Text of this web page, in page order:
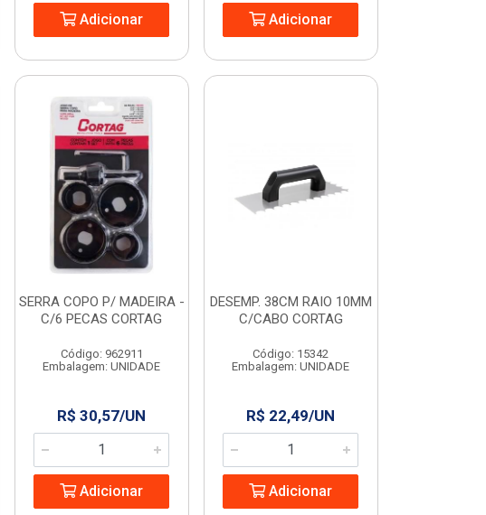
Adicionar Adicionar
SERRA COPO P/ MADEIRA -
C/6 PECAS CORTAG
Código: 962911
Embalagem: UNIDADE
R$ 30,57/UN
Adicionar
DESEMP. 38CM RAIO 10MM
C/CABO CORTAG
Código: 15342
Embalagem: UNIDADE
R$ 22,49/UN
Adicionar